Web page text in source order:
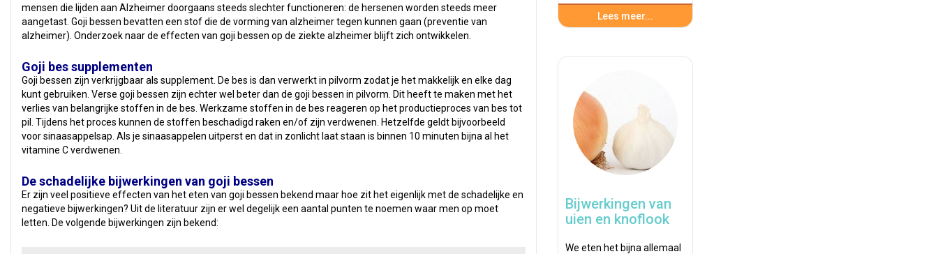
mensen die lijden aan Alzheimer doorgaans steeds slechter functioneren: de hersenen worden steeds meer
aangetast. Goji bessen bevatten een stof die de vorming van alzheimer tegen kunnen gaan (preventie van
alzheimer). Onderzoek naar de effecten van goji bessen op de ziekte alzheimer blijft zich ontwikkelen.
Goji bes supplementen
Goji bessen zijn verkrijgbaar als supplement. De bes is dan verwerkt in pilvorm zodat je het makkelijk en elke dag
kunt gebruiken. Verse goji bessen zijn echter wel beter dan de goji bessen in pilvorm. Dit heeft te maken met het
verlies van belangrijke stoffen in de bes. Werkzame stoffen in de bes reageren op het productieproces van bes tot
pil. Tijdens het proces kunnen de stoffen beschadigd raken en/of zijn verdwenen. Hetzelfde geldt bijvoorbeeld
voor sinaasappelsap. Als je sinaasappelen uitperst en dat in zonlicht laat staan is binnen 10 minuten bijna al het
vitamine C verdwenen.
De schadelijke bijwerkingen van goji bessen
Er zijn veel positieve effecten van het eten van goji bessen bekend maar hoe zit het eigenlijk met de schadelijke en
negatieve bijwerkingen? Uit de literatuur zijn er wel degelijk een aantal punten te noemen waar men op moet
letten. De volgende bijwerkingen zijn bekend:
Lees meer...
Bijwerkingen van
uien en knoflook
We eten het bijna allemaal